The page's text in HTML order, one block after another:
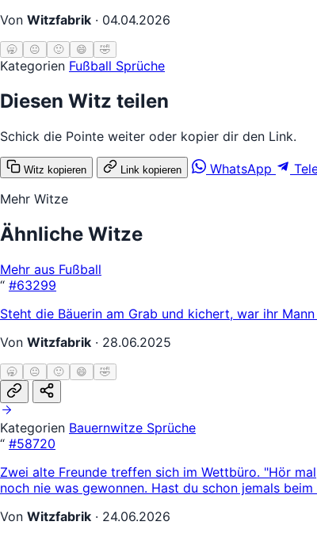
Von Witzfabrik · 04.04.2026
🥱 😐 🙂 😄 🤣
Kategorien Fußball Sprüche
Diesen Witz teilen
Schick die Pointe weiter oder kopier dir den Link.
Witz kopieren Link kopieren WhatsApp
Mehr Witze
Ähnliche Witze
Mehr aus Fußball
“ #63299
Steht die Bäuerin am Grab und kichert, war ihr
Von Witzfabrik · 28.06.2025
🥱 😐 🙂 😄 🤣
Kategorien Bauernwitze Sprüche
“ #58720
Zwei alte Freunde treffen sich im Wettbüro. "Hör
noch nie was gewonnen. Hast du schon jemals
Von Witzfabrik · 24.06.2026